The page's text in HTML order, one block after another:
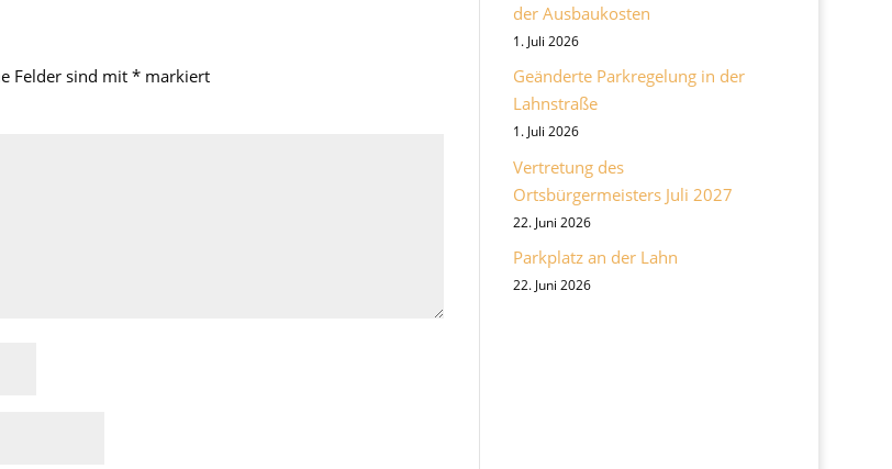
Felder sind mit *markiert
der Ausbaukosten
1. Juli 2026
Geänderte Parkregelung in der
Lahnstraße
1. Juli 2026
Vertretung des
Ortsbürgermeisters Juli 2027
22. Juni 2026
Parkplatz an der Lahn
22. Juni 2026